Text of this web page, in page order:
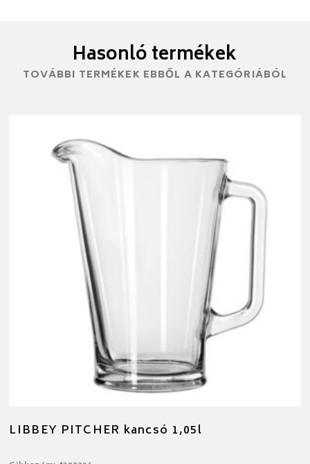
Hasonló termékek
TOVÁBBI TERMÉKEK EBBŐL A KATEGÓRIÁBÓL
LIBBEY PITCHER kancsó 1,05l